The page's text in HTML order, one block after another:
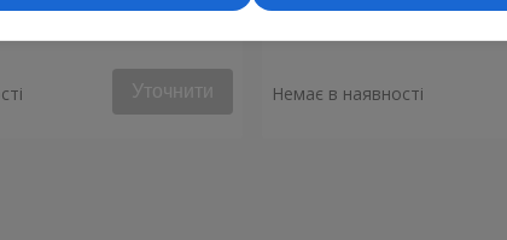
троянди
Уточнити Немає в наявності